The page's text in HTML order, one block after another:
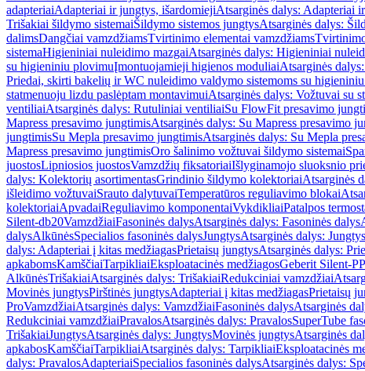
adapteriaiAdapteriai ir jungtys, išardomiejiAtsarginės dalys: Adapteriai
Trišakiai šildymo sistemaiŠildymo sistemos jungtysAtsarginės dalys:
dalimsDangčiai vamzdžiamsTvirtinimo elementai vamzdžiams
sistemaHigieniniai nuleidimo mazgaiAtsarginės dalys: Higieniniai
su higieniniu plovimuĮmontuojamieji higienos moduliaiAtsarginės
Priedai, skirti bakelių ir WC nuleidimo valdymo sistemoms su
statmenuoju lizdu paslėptam montavimuiAtsarginės dalys: Vožtuvai su
ventiliaiAtsarginės dalys: Rutuliniai ventiliaiSu FlowFit presavimo
Mapress presavimo jungtimisAtsarginės dalys: Su Mapress presavimo
jungtimisSu Mepla presavimo jungtimisAtsarginės dalys: Su Mepla
Mapress presavimo jungtimisOro šalinimo vožtuvai šildymo sistemai
juostosLipniosios juostosVamzdžių fiksatoriaiIšlyginamojo sluoksnio
dalys: Kolektorių asortimentasGrindinio šildymo kolektoriaiAtsarginės
išleidimo vožtuvaiSrauto dalytuvaiTemperatūros reguliavimo blokai
kolektoriaiApvadaiReguliavimo komponentaiVykdikliaiPatalpos
Silent-db20VamzdžiaiFasoninės dalysAtsarginės dalys: Fasoninės dalys
dalysAlkūnėsSpecialios fasoninės dalysJungtysAtsarginės dalys: Jungtys
dalys: Adapteriai į kitas medžiagasPrietaisų jungtysAtsarginės dalys:
apkabomsKamščiaiTarpikliaiEksploatacinės medžiagosGeberit Silent-PP
AlkūnėsTrišakiaiAtsarginės dalys: TrišakiaiRedukciniai vamzdžiai
Movinės jungtysPirštinės jungtysAdapteriai į kitas medžiagasPrietaisų
ProVamzdžiaiAtsarginės dalys: VamzdžiaiFasoninės dalysAtsarginės
Redukciniai vamzdžiaiPravalosAtsarginės dalys: PravalosSuperTube
TrišakiaiJungtysAtsarginės dalys: JungtysMovinės jungtysAtsarginės
apkabosKamščiaiTarpikliaiAtsarginės dalys: TarpikliaiEksploatacinės
dalys: PravalosAdapteriaiSpecialios fasoninės dalysAtsarginės dalys: